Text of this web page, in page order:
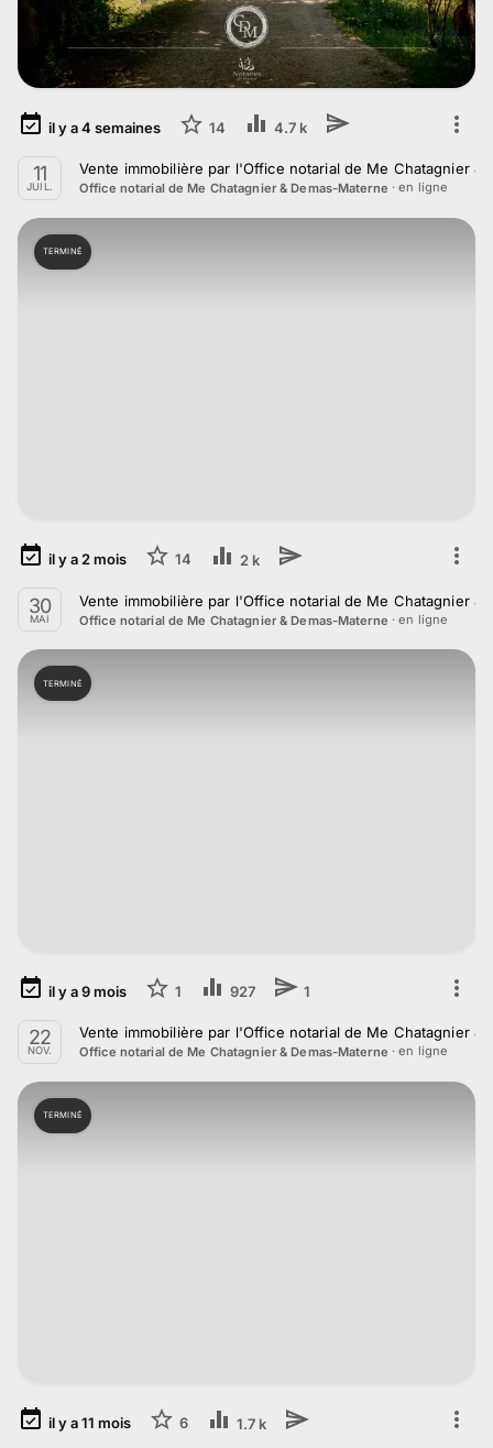
il y a4 semaines 14 4.7 k
11
JUIL.
Vente immobilière par l'Office notarial de Me Chatagnier &
Office notarial de Me Chatagnier & Demas-Materne · en ligne
TERMINÉ
il y a2mois 14 2 k
30
MAI
Vente immobilière par l'Office notarial de Me Chatagnier
Office notarial de Me Chatagnier & Demas-Materne · en ligne
TERMINÉ
il y a9mois 1 927 1
22
NOV.
Vente immobilière par l'Office notarial de Me Chatagnier
Office notarial de Me Chatagnier & Demas-Materne · en ligne
TERMINÉ
il y a11 mois 6 1.7 k